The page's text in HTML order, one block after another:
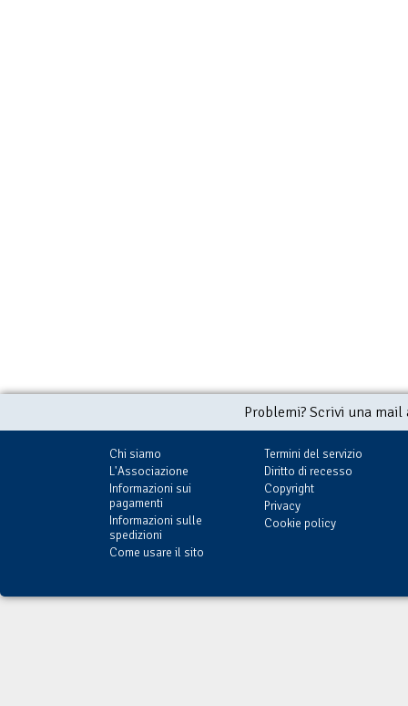
Problemi? Scrivi una
Chi siamo
L'Associazione
Informazioni sui
pagamenti
Informazioni sulle
spedizioni
Come usare il sito
Termini del servizio
Diritto di recesso
Copyright
Privacy
Cookie policy